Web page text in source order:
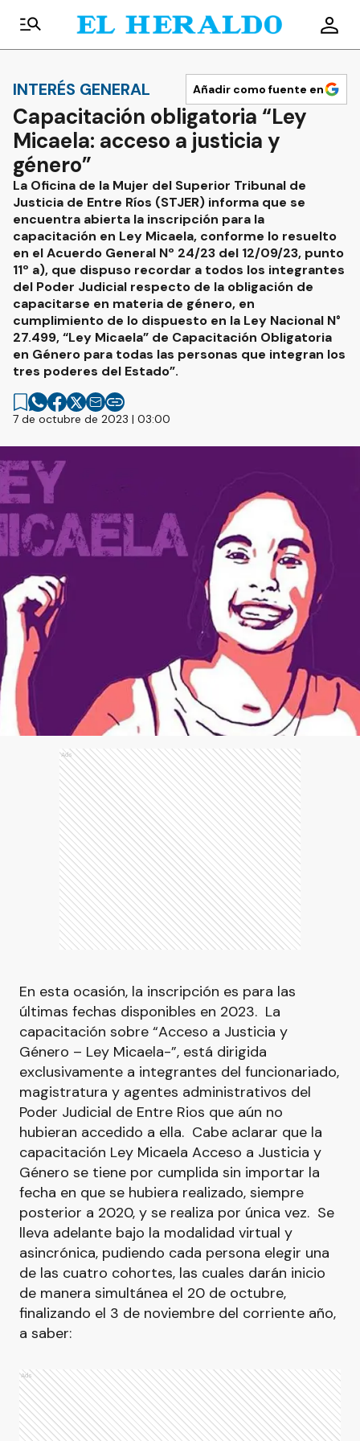
INTERÉS GENERAL Añadir como fuente en
Capacitación obligatoria “Ley
Micaela: acceso a justicia y
género”
La Oficina de la Mujer del Superior Tribunal de
Justicia de Entre Ríos (STJER) informa que se
encuentra abierta la inscripción para la
capacitación en Ley Micaela, conforme lo resuelto
en el Acuerdo General Nº 24/23 del 12/09/23, punto
11º a), que dispuso recordar a todos los integrantes
del Poder Judicial respecto de la obligación de
capacitarse en materia de género, en
cumplimiento de lo dispuesto en la Ley Nacional N°
27.499, “Ley Micaela” de Capacitación Obligatoria
en Género para todas las personas que integran los
tres poderes del Estado”.
7 de octubre de 2023 | 03:00
Ads
En esta ocasión, la inscripción es para las
últimas fechas disponibles en 2023. La
capacitación sobre “Acceso a Justicia y
Género – Ley Micaela-”, está dirigida
exclusivamente a integrantes del funcionariado,
magistratura y agentes administrativos del
Poder Judicial de Entre Rios que aún no
hubieran accedido a ella. Cabe aclarar que la
capacitación Ley Micaela Acceso a Justicia y
Género se tiene por cumplida sin importar la
fecha en que se hubiera realizado, siempre
posterior a 2020, y se realiza por única vez. Se
lleva adelante bajo la modalidad virtual y
asincrónica, pudiendo cada persona elegir una
de las cuatro cohortes, las cuales darán inicio
de manera simultánea el 20 de octubre,
finalizando el 3 de noviembre del corriente año,
a saber:
Ads